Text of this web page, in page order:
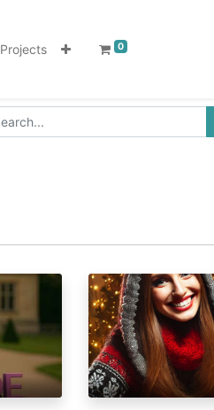
Projects 0